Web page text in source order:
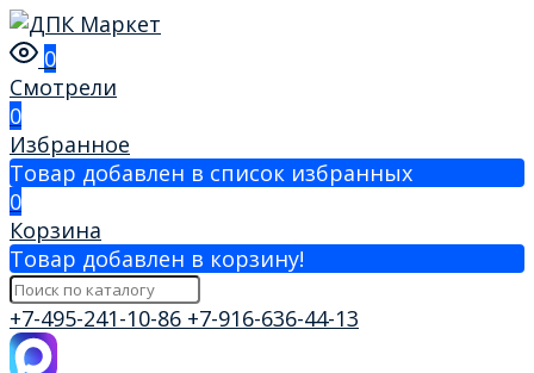
0
Смотрели
0
Избранное
Товар добавлен в список избранных
0
Корзина
Товар добавлен в корзину!
+7-495-241-10-86 +7-916-636-44-13